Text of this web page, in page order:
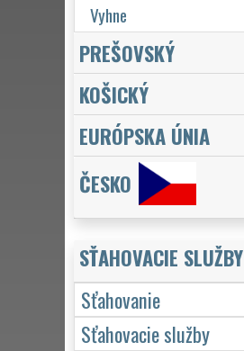
Vyhne
PREŠOVSKÝ
KOŠICKÝ
EURÓPSKA ÚNIA
ČESKO
SŤAHOVACIE SLUŽBY
Sťahovanie
Sťahovacie služby